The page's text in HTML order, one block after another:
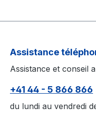
Assistance
Assistance et conseil
+41 44 - 5 866 866
du lundi au vendredi